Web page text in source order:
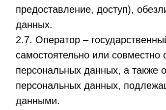
предоставление, доступ),
данных.
2.7. Оператор –
самостоятельно или
персональных данных, а также
персональных данных,
данными.